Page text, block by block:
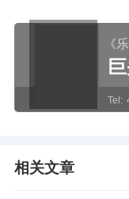
《
Tel:
相关文章